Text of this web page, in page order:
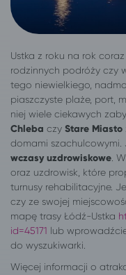
Ustka z roku na rok
rodzinnych podróży czy
tego niewielkiego,
piaszczyste plaże, port,
niej wiele ciekawych
Chleba czy Stare Miasto
domami szachulcowymi.
wczasy uzdrowiskowe.
oraz uzdrowisk, które
turnusy rehabilitacyjne.
czy ze swojej
mapę trasy Łódź-Ustka
id=45171 lub
do wyszukiwarki.
Więcej informacji o